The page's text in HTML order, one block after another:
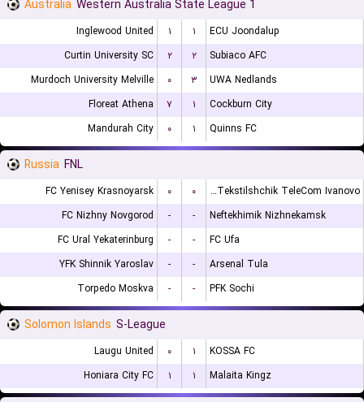
Australia Western Australia State League 1
Inglewood United ۱ ۱
ECU Joondalup
Curtin University SC
۲ ۲
Subiaco AFC
Murdoch University Melville
۰ ۳
UWA Nedlands
Floreat Athena
۷ ۱
Cockburn City
Mandurah City
۰ ۱ Quinns FC
Russia FNL
FC Yenisey Krasnoyarsk ۰ ۰
FK Tekstilshchik TeleCom Ivanovo
FC Nizhny Novgorod
- -
Neftekhimik Nizhnekamsk
FC Ural Yekaterinburg
- -
FC Ufa
YFK Shinnik Yaroslav
- -
Arsenal Tula
Torpedo Moskva
- - PFK Sochi
Solomon Islands S-League
Laugu United ۰ ۱
KOSSA FC
Honiara City FC
۱ ۱ Malaita Kingz